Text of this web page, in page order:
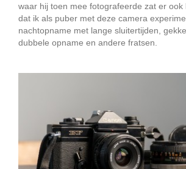
waar hij toen mee fotografeerde zat er ook
dat ik als puber met deze camera
nachtopname met lange sluitertijden,
dubbele opname en andere fratsen.